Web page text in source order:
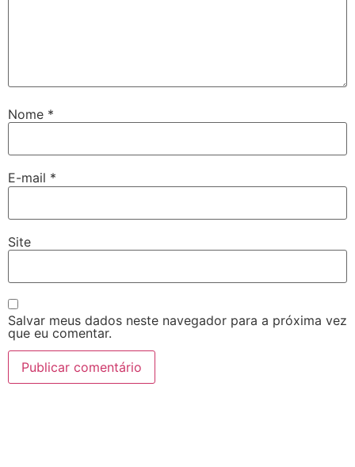
Nome *
E-mail *
Site
Salvar meus dados neste navegador para a próxima vez
que eu comentar.